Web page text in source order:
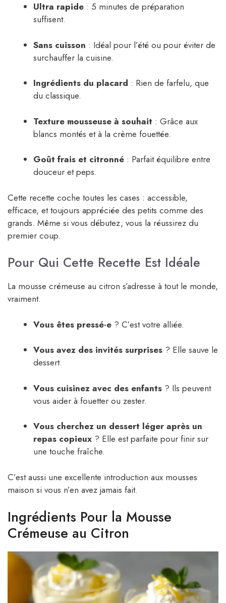
Ultra rapide : 5 minutes de préparation
suffisent.
Sans cuisson : Idéal pour l’été ou pour éviter de
surchauffer la cuisine.
Ingrédients du placard : Rien de farfelu, que
du classique.
Texture mousseuse à souhait : Grâce aux
blancs montés et à la crème fouettée.
Goût frais et citronné : Parfait équilibre entre
douceur et peps.
Cette recette coche toutes les cases : accessible,
efficace, et toujours appréciée des petits comme des
grands. Même si vous débutez, vous la réussirez du
premier coup.
Pour Qui Cette Recette Est Idéale
La mousse crémeuse au citron s’adresse à tout le monde,
vraiment.
Vous êtes pressé·e ? C’est votre alliée.
Vous avez des invités surprises ? Elle sauve le
dessert.
Vous cuisinez avec des enfants ? Ils peuvent
vous aider à fouetter ou zester.
Vous cherchez un dessert léger après un
repas copieux ? Elle est parfaite pour finir sur
une touche fraîche.
C’est aussi une excellente introduction aux mousses
maison si vous n’en avez jamais fait.
Ingrédients Pour la Mousse
Crémeuse au Citron